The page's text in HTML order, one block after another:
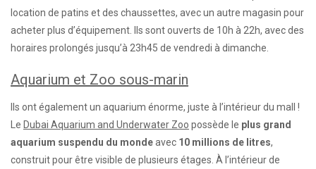
location de patins et des chaussettes, avec un autre magasin pour
acheter plus d’équipement. Ils sont ouverts de 10h à 22h, avec des
horaires prolongés jusqu’à 23h45 de vendredi à dimanche.
Aquarium et Zoo sous-marin
Ils ont également un aquarium énorme, juste à l’intérieur du mall !
Le Dubai Aquarium and Underwater Zoo possède le plus grand
aquarium suspendu du mondeavec 10 millions de litres,
construit pour être visible de plusieurs étages. À l’intérieur de